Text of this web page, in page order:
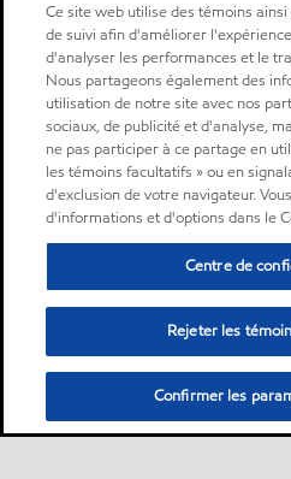
Ce site web utilise des témoins
de suivi afin d'améliorer
d'analyser les performances et le
Nous partageons également des
utilisation de notre site avec nos
sociaux, de publicité et d'analyse,
ne pas participer à ce partage en
les témoins facultatifs » ou en
d'exclusion de votre navigateur.
d'informations et d'options dans le
Centre de
Rejeter les
Confirmer les